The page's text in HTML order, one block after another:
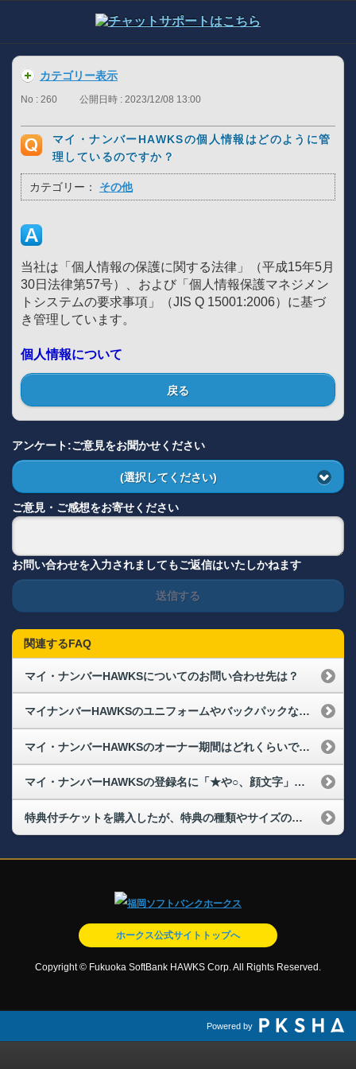
カテゴリー表示
No : 260 公開日時 : 2023/12/08 13:00
マイ・ナンバーHAWKSの個人情報はどのように管
理しているのですか？
カテゴリー： その他
当社は「個人情報の保護に関する法律」（平成15年5月
30日法律第57号）、および「個人情報保護マネジメン
トシステムの要求事項」（JIS Q 15001:2006）に基づ
き管理しています。
個人情報について
戻る
アンケート:ご意見をお聞かせください
(選択してください)
ご意見・ご感想をお寄せください
お問い合わせを入力されましてもご返信はいたしかねます
送信する
関連するFAQ
マイ・ナンバーHAWKSについてのお問い合わせ先は？
マイナンバーHAWKSのユニフォームやバックパックなどを複数枚購入したけれど、到着は一緒ですか？
マイ・ナンバーHAWKSのオーナー期間はどれくらいですか？
マイ・ナンバーHAWKSの登録名に「★や○、顔文字」などの記号は使えますか？
特典付チケットを購入したが、特典の種類やサイズの変更は可能ですか？
ホークス公式サイトトップへ
Copyright © Fukuoka SoftBank HAWKS Corp. All Rights Reserved.
Powered by